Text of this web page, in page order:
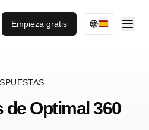
Empieza gratis
de Optimal 360